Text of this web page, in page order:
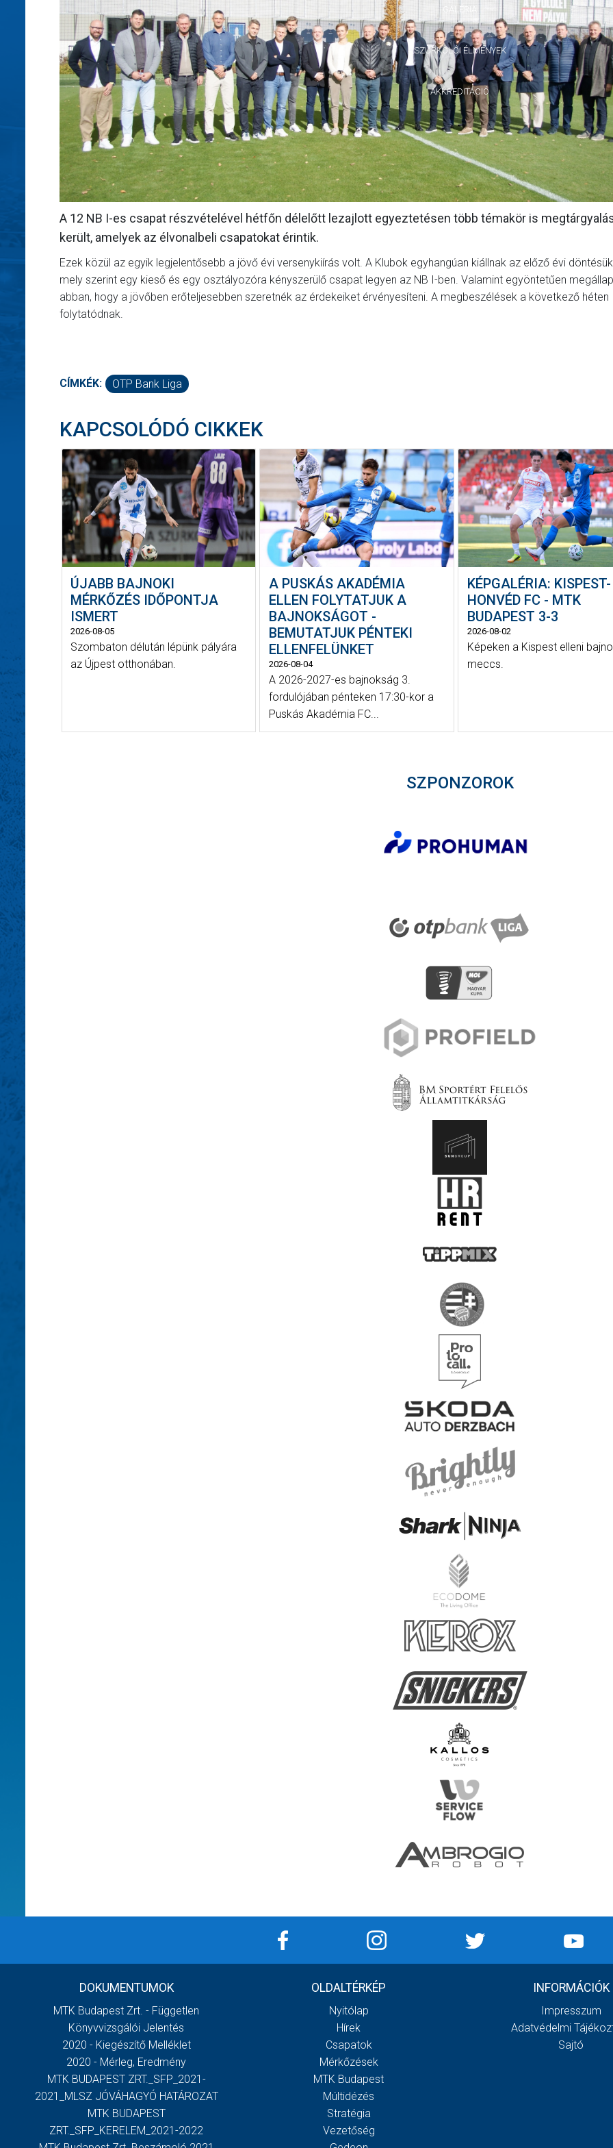
GALÉRIA
SZURKOLÓI ÉLMÉNYEK
AKKREDITÁCIÓ
A 12 NB I-es csapat részvételével hétfőn délelőtt lezajlott egyeztetésen több témakör is
került, amelyek az élvonalbeli csapatokat érintik.
Ezek közül az egyik legjelentősebb a jövő évi versenykiírás volt. A Klubok egyhangúan kiállnak az előző évi
mely szerint egy kieső és egy osztályozóra kényszerülő csapat legyen az NB I-ben. Valamint egyöntetűen
abban, hogy a jövőben erőteljesebben szeretnék az érdekeiket érvényesíteni. A megbeszélések a következő héten
folytatódnak.
CÍMKÉK: OTP Bank Liga
KAPCSOLÓDÓ CIKKEK
ÚJABB BAJNOKI
MÉRKŐZÉS IDŐPONTJA
ISMERT
2026-08-05
Szombaton délután lépünk pályára
az Újpest otthonában.
A PUSKÁS AKADÉMIA
ELLEN FOLYTATJUK A
BAJNOKSÁGOT -
BEMUTATJUK PÉNTEKI
ELLENFELÜNKET
2026-08-04
A 2026-2027-es bajnokság 3.
fordulójában pénteken 17:30-kor a
Puskás Akadémia FC...
KÉPGALÉRIA: KISPEST-
HONVÉD FC - MTK
BUDAPEST 3-3
2026-08-02
Képeken a Kispest elleni
meccs.
SZPONZOROK
DOKUMENTUMOK
MTK Budapest Zrt. - Független
Könyvvizsgálói Jelentés
2020 - Kiegészítő Melléklet
2020 - Mérleg, Eredmény
MTK BUDAPEST ZRT._SFP_2021-
2021_MLSZ JÓVÁHAGYÓ HATÁROZAT
MTK BUDAPEST
ZRT._SFP_KERELEM_2021-2022
OLDALTÉRKÉP
Nyitólap
Hírek
Csapatok
Mérkőzések
MTK Budapest
Múltidézés
Stratégia
Vezetőség
INFORMÁCIÓK
Impresszum
Adatvédelmi
Sajtó